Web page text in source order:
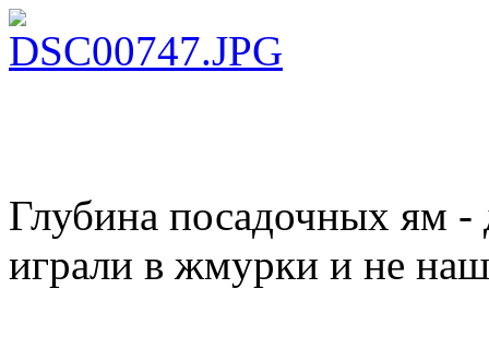
Глубина посадочных ям -
играли в жмурки и не